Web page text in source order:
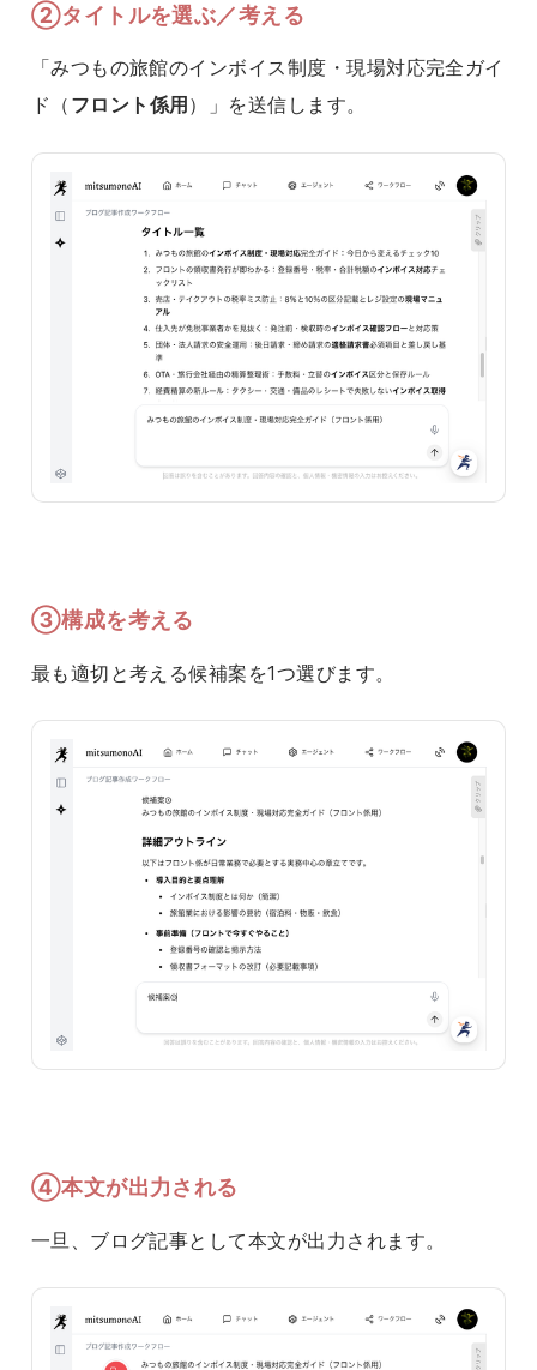
②タイトルを選ぶ／考える
「みつもの旅館のインボイス制度・現場対応完全ガイ
ド（ フロント係用 ）」を送信します。
③構成を考える
最も適切と考える候補案を1つ選びます。
④本文が出力される
一旦、ブログ記事として本文が出力されます。